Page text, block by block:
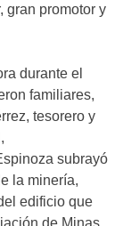
gran promotor y
durante el
familiares,
tesorero y
subrayó
la minería,
edificio que
de Minas